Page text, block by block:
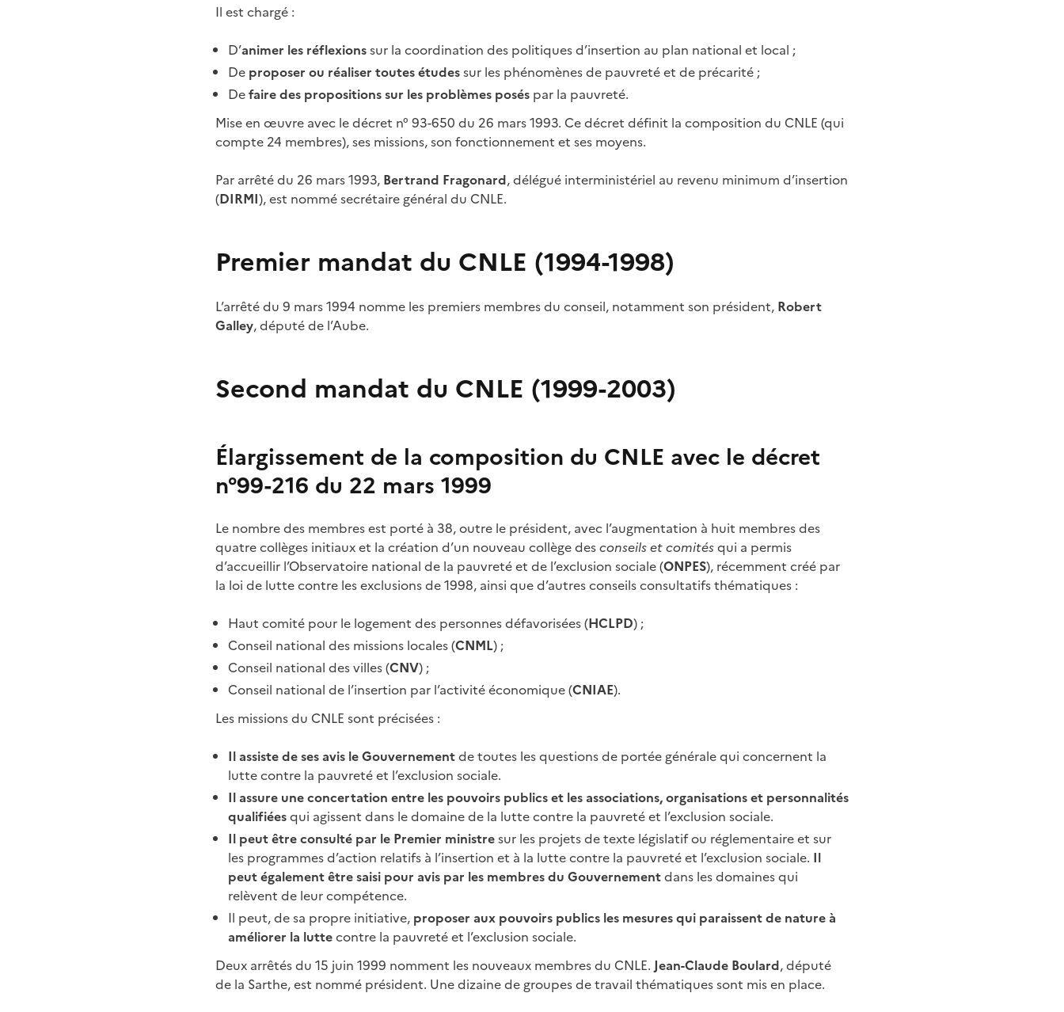
Il est chargé :
D’animer les réflexionssur la coordination des politiques d’insertion au plan national et local ;
De proposer ou réaliser toutes étudessur les phénomènes de pauvreté et de précarité ;
Defaire des propositions sur les problèmes posés par la pauvreté.
Mise en œuvre avec le décret n° 93-650 du 26 mars 1993. Ce décret définit la composition du CNLE (qui
compte 24 membres), ses missions, son fonctionnement et ses moyens.
Par arrêté du 26 mars 1993, Bertrand Fragonard, délégué interministériel au revenu minimum d’insertion
(DIRMI), est nommé secrétaire général du CNLE.
Premier mandat du CNLE (1994-1998)
L’arrêté du 9 mars 1994 nomme les premiers membres du conseil, notamment son président, Robert
Galley, député de l’Aube.
Second mandat du CNLE (1999-2003)
Élargissement de la composition du CNLE avec le décret
n°99-216 du 22 mars 1999
Le nombre des membres est porté à 38, outre le président, avec l’augmentation à huit membres des
quatre collèges initiaux et la création d’un nouveau collège desconseils et comitésqui a permis
d’accueillir l’Observatoire national de la pauvreté et de l’exclusion sociale (ONPES), récemment créé par
la loi de lutte contre les exclusions de 1998, ainsi que d’autres conseils consultatifs thématiques :
Haut comité pour le logement des personnes défavorisées (HCLPD) ;
Conseil national des missions locales (CNML) ;
Conseil national des villes (CNV) ;
Conseil national de l’insertion par l’activité économique (CNIAE).
Les missions du CNLE sont précisées :
Il assiste de ses avis le Gouvernementde toutes les questions de portée générale qui concernent la
lutte contre la pauvreté et l’exclusion sociale.
Il assure une concertation entre les pouvoirs publics et les associations, organisations et personnalités
qualifiéesqui agissent dans le domaine de la lutte contre la pauvreté et l’exclusion sociale.
Il peut être consulté par le Premier ministresur les projets de texte législatif ou réglementaire et sur
les programmes d’action relatifs à l’insertion et à la lutte contre la pauvreté et l’exclusion sociale. Il
peut également être saisi pour avis par les membres du Gouvernementdans les domaines qui
relèvent de leur compétence.
Il peut, de sa propre initiative, proposer aux pouvoirs publics les mesures qui paraissent de nature à
améliorer la luttecontre la pauvreté et l’exclusion sociale.
Deux arrêtés du 15 juin 1999 nomment les nouveaux membres du CNLE. Jean-Claude Boulard, député
de la Sarthe, est nommé président. Une dizaine de groupes de travail thématiques sont mis en place.